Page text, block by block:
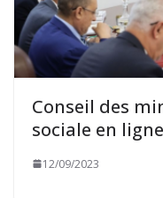
Conseil des
sociale en
12/09/2023